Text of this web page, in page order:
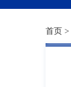
首页 >